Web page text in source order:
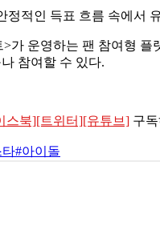
정적인 득표 흐름 속에서
>가 운영하는 팬 참여형
참여할 수 있다.
스북][트위터][유튜브] 구독
타#아이돌